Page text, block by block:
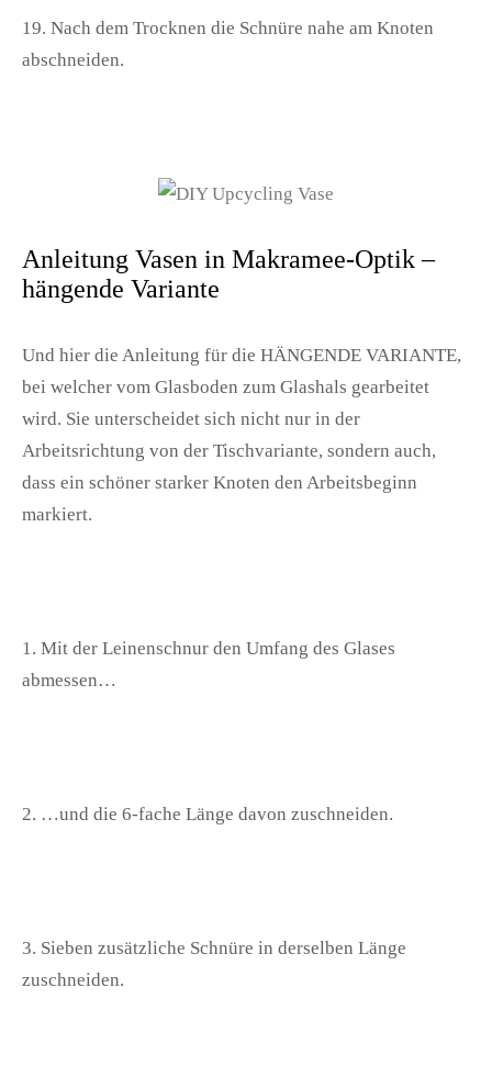
19. Nach dem Trocknen die Schnüre nahe am Knoten
abschneiden.
Anleitung Vasen in Makramee-Optik –
hängende Variante
Und hier die Anleitung für die HÄNGENDE VARIANTE,
bei welcher vom Glasboden zum Glashals gearbeitet
wird. Sie unterscheidet sich nicht nur in der
Arbeitsrichtung von der Tischvariante, sondern auch,
dass ein schöner starker Knoten den Arbeitsbeginn
markiert.
1. Mit der Leinenschnur den Umfang des Glases
abmessen…
2. …und die 6-fache Länge davon zuschneiden.
3. Sieben zusätzliche Schnüre in derselben Länge
zuschneiden.